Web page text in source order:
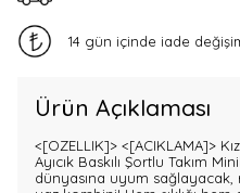
14 gün içinde iade
Ürün Açıklaması
<[OZELLIK]> <[ACIKLAMA]>
Ayıcık Baskılı Şortlu Takım
dünyasına uyum